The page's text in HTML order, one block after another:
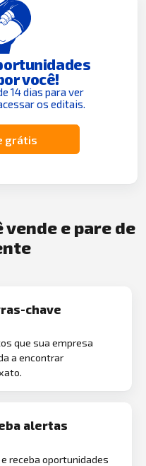
você!
14 dias para ver
os editais.
grátis
vende e pare de
chave
que sua empresa
a encontrar
alertas
receba oportunidades